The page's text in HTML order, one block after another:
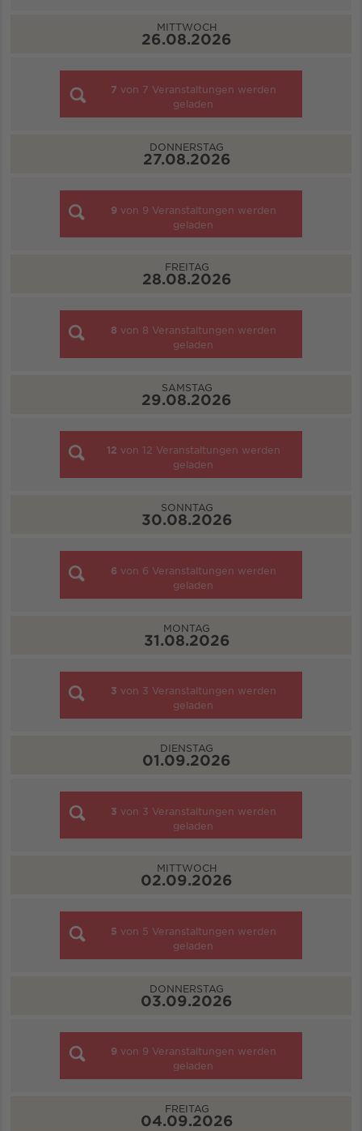
MITTWOCH
26.08.2026
7 von 7 Veranstaltungen werden
geladen
DONNERSTAG
27.08.2026
9 von 9 Veranstaltungen werden
geladen
FREITAG
28.08.2026
8 von 8 Veranstaltungen werden
geladen
SAMSTAG
29.08.2026
12 von 12 Veranstaltungen werden
geladen
SONNTAG
30.08.2026
6 von 6 Veranstaltungen werden
geladen
MONTAG
31.08.2026
3 von 3 Veranstaltungen werden
geladen
DIENSTAG
01.09.2026
3 von 3 Veranstaltungen werden
geladen
MITTWOCH
02.09.2026
5 von 5 Veranstaltungen werden
geladen
DONNERSTAG
03.09.2026
9 von 9 Veranstaltungen werden
geladen
FREITAG
04.09.2026